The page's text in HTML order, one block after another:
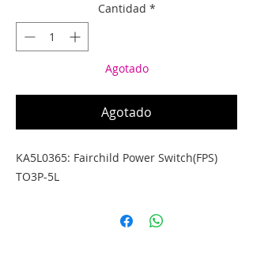
Cantidad *
Agotado
Agotado
KA5L0365: Fairchild Power Switch(FPS)
TO3P-5L